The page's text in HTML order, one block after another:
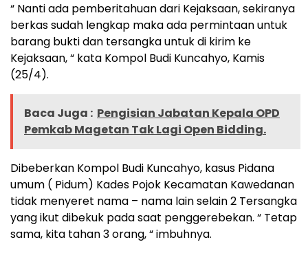
“ Nanti ada pemberitahuan dari Kejaksaan, sekiranya
berkas sudah lengkap maka ada permintaan untuk
barang bukti dan tersangka untuk di kirim ke
Kejaksaan, “ kata Kompol Budi Kuncahyo, Kamis
(25/4).
Baca Juga : Pengisian Jabatan Kepala OPD
Pemkab Magetan Tak Lagi Open Bidding.
Dibeberkan Kompol Budi Kuncahyo, kasus Pidana
umum ( Pidum) Kades Pojok Kecamatan Kawedanan
tidak menyeret nama – nama lain selain 2 Tersangka
yang ikut dibekuk pada saat penggerebekan. “ Tetap
sama, kita tahan 3 orang, “ imbuhnya.